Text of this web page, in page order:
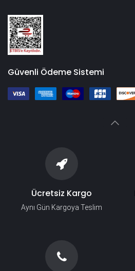
Güvenli Ödeme Sistemi
Ücretsiz Kargo
Aynı Gün Kargoya Teslim